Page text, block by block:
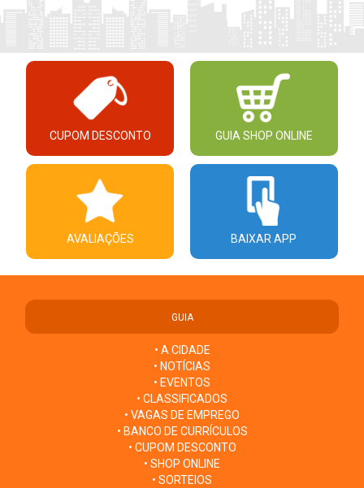
CUPOM DESCONTO GUIA SHOP ONLINE
AVALIAÇÕES BAIXAR APP
GUIA
• A CIDADE
• NOTÍCIAS
• EVENTOS
• CLASSIFICADOS
• VAGAS DE EMPREGO
• BANCO DE CURRÍCULOS
• CUPOM DESCONTO
• SHOP ONLINE
• SORTEIOS